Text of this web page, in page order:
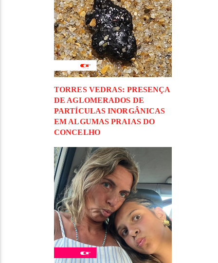
TORRES VEDRAS: PRESENÇA
DE AGLOMERADOS DE
PARTÍCULAS INORGÂNICAS
EM ALGUMAS PRAIAS DO
CONCELHO